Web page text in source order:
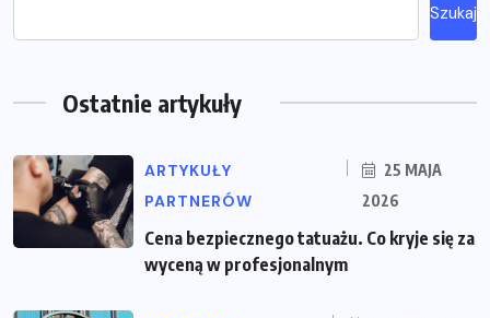
Szukaj
Ostatnie artykuły
ARTYKUŁY
PARTNERÓW
25 MAJA
2026
Cena bezpiecznego tatuażu. Co kryje się za
wyceną w profesjonalnym